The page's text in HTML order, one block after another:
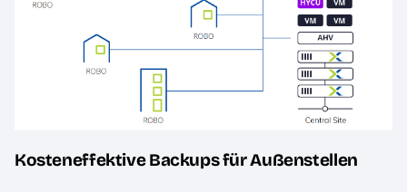
Kosteneffektive Backups für Außenstellen